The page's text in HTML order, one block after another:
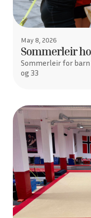
May 8, 2026
Sommerleir
Sommerleir for barn
og 33